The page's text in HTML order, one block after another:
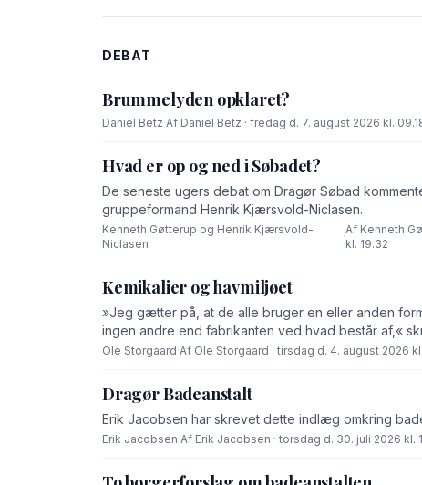
DEBAT
Brummelyden opklaret?
Daniel Betz·Af Daniel Betz · fredag d. 7. august 2026 kl.
Hvad er op og ned i Søbadet?
De seneste ugers debat om Dragør Søbad
gruppeformand Henrik Kjærsvold-Niclasen.
Kenneth Gøtterup og Henrik Kjærsvold-
Niclasen
·
Af Kenneth
kl. 19.32
Kemikalier og havmiljøet
»Jeg gætter på, at de alle bruger en eller anden
ingen andre end fabrikanten ved hvad består af,«
Ole Storgaard·Af Ole Storgaard · tirsdag d. 4. august 2026 kl.
Dragør Badeanstalt
Erik Jacobsen har skrevet dette indlæg omkring
Erik Jacobsen·Af Erik Jacobsen · torsdag d. 30. juli 2026 kl.